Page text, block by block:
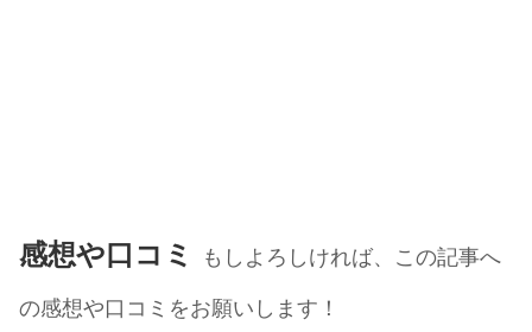
感想や口コミ
もしよろしければ、この記事へ
の感想や口コミをお願いします！